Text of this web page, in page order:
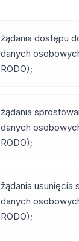
żądania dostępu
danych
RODO);
żądania
danych
RODO);
żądania usunięcia
danych
RODO);